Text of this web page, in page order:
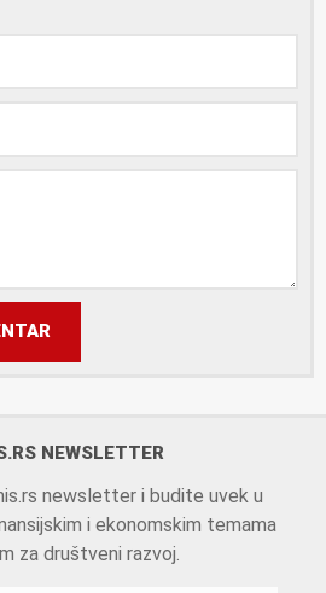
NEWSLETTER
newsletter i budite uvek u
i ekonomskim temama
za društveni razvoj.